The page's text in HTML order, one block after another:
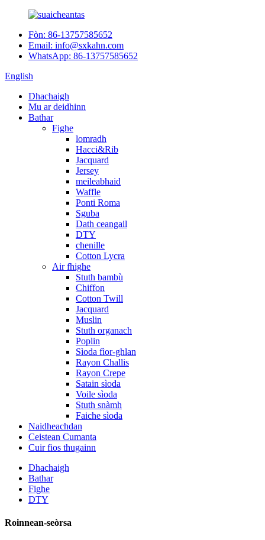
Fòn: 86-13757585652
Email: info@sxkahn.com
WhatsApp: 86-13757585652
English
Dhachaigh
Mu ar deidhinn
Bathar
Fighe
lomradh
Hacci&Rib
Jacquard
Jersey
meileabhaid
Waffle
Ponti Roma
Sguba
Dath ceangail
DTY
chenille
Cotton Lycra
Air fhighe
Stuth bambù
Chiffon
Cotton Twill
Jacquard
Muslin
Stuth organach
Poplin
Sìoda fìor-ghlan
Rayon Challis
Rayon Crepe
Satain sìoda
Voile sìoda
Stuth snàmh
Faiche sìoda
Naidheachdan
Ceistean Cumanta
Cuir fios thugainn
Dhachaigh
Bathar
Fighe
DTY
Roinnean-seòrsa